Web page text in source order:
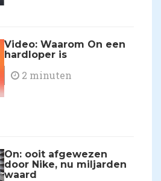
Video: Waarom On een
hardloper is
2 minuten
On: ooit afgewezen
door Nike, nu miljarden
waard